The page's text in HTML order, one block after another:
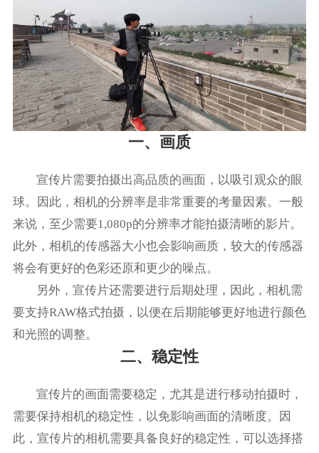
一、画质
宣传片需要拍摄出高品质的画面，以吸引观众的眼
球。因此，相机的分辨率是非常重要的考量因素。一般
来说，至少需要1,080p的分辨率才能拍摄清晰的影片。
此外，相机的传感器大小也会影响画质，较大的传感器
将会有更好的色彩还原和更少的噪点。
另外，宣传片还需要进行后期处理，因此，相机需
要支持RAW格式拍摄，以便在后期能够更好地进行颜色
和光照的调整。
二、稳定性
宣传片的画面需要稳定，尤其是进行移动拍摄时，
需要保持相机的稳定性，以免影响画面的清晰度。因
此，宣传片的相机需要具备良好的稳定性，可以选择搭